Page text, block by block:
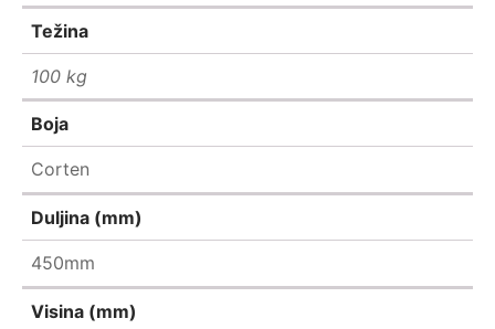
Težina
100 kg
Boja
Corten
Duljina (mm)
450mm
Visina (mm)